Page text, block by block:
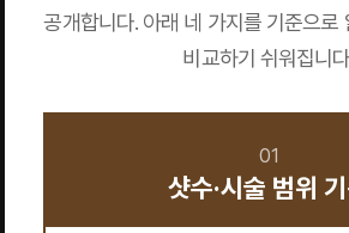
공개합니다. 아래 네 가지를 기준으로
비교하기 쉬워집니
01
샷수·시술 범위